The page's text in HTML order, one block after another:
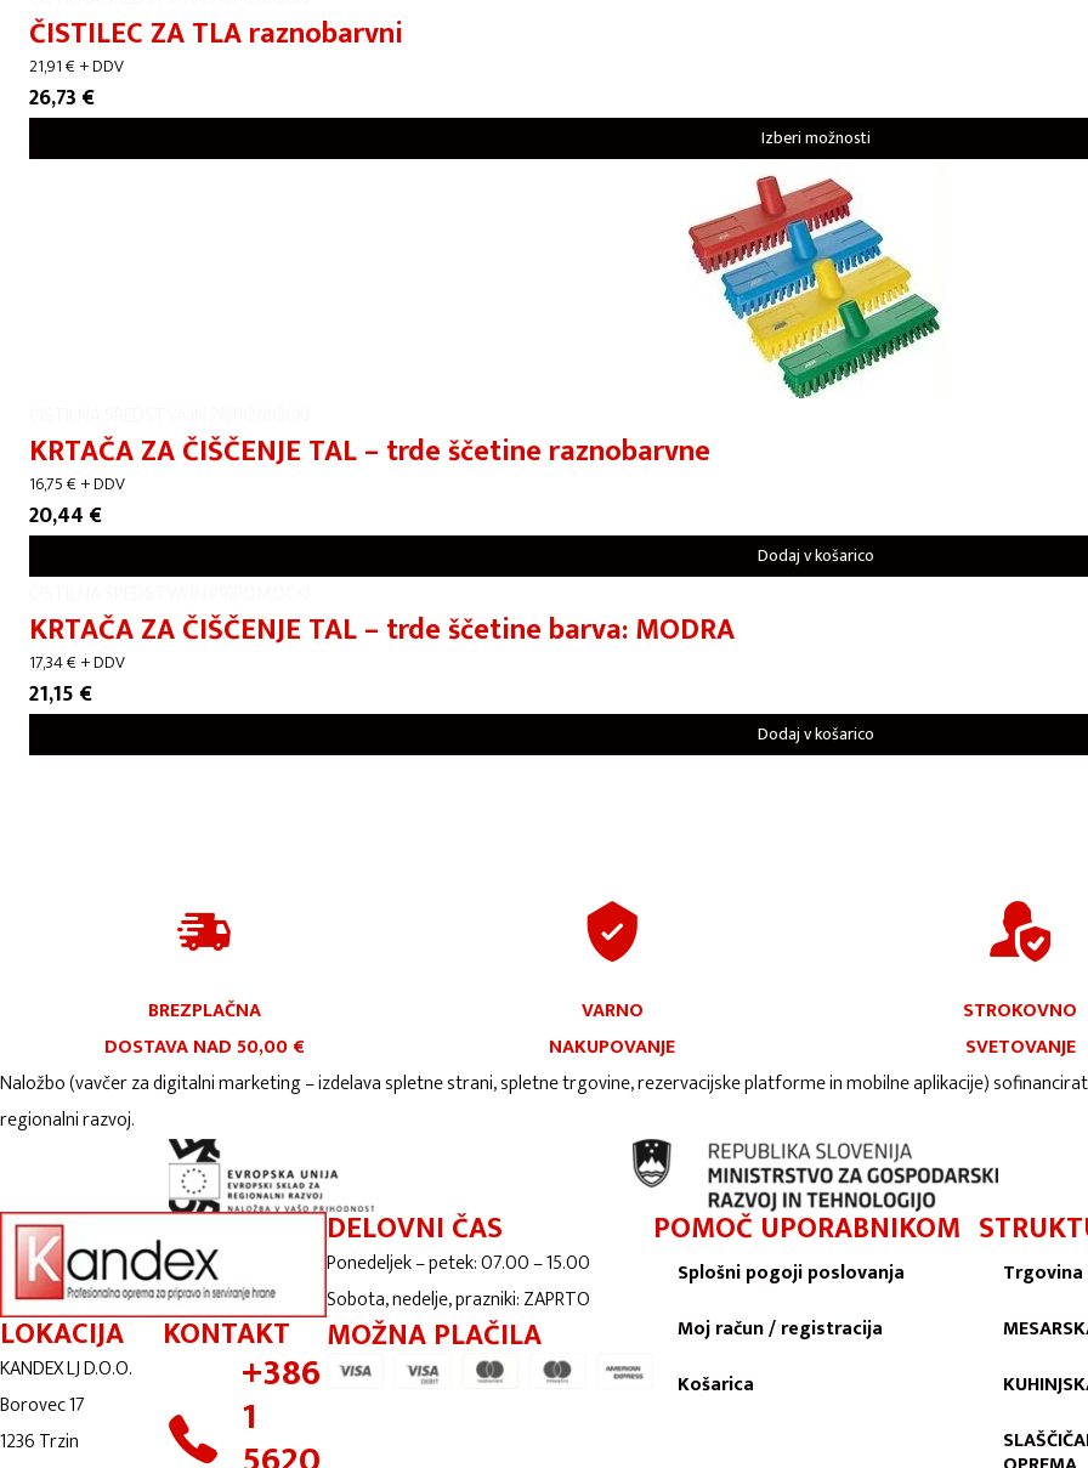
ČISTILEC ZA TLA raznobarvni
21,91€+ DDV
26,73 €
Izberi možnosti
KRTAČA ZA ČIŠČENJE TAL – trde ščetine raznobarvne
16,75€+ DDV
20,44 €
Dodaj v košarico
KRTAČA ZA ČIŠČENJE TAL – trde ščetine barva: MODRA
17,34€+ DDV
21,15 €
Dodaj v košarico
BREZPLAČNA
DOSTAVA NAD 50,00 €
VARNO
NAKUPOVANJE
STROKOVNO
SVETOVANJE
Naložbo (vavčer za digitalni marketing – izdelava spletne strani, spletne trgovine, rezervacijske platforme in mobilne aplikacije)
regionalni razvoj.
LOKACIJA
KANDEX LJ D.O.O.
Borovec 17
1236 Trzin
KONTAKT
+386
1
DELOVNI ČAS
Ponedeljek – petek: 07.00 – 15.00
Sobota, nedelje, prazniki: ZAPRTO
MOŽNA PLAČILA
POMOČ UPORABNIKOM
Splošni pogoji poslovanja
Moj račun / registracija
Košarica
Trgovina